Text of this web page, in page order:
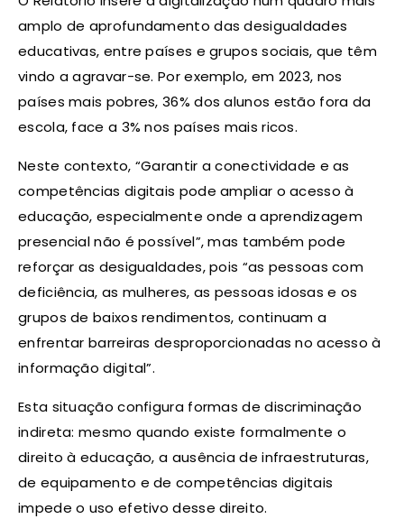
amplo de aprofundamento das desigualdades
educativas, entre países e grupos sociais, que têm
vindo a agravar-se. Por exemplo, em 2023, nos
países mais pobres, 36% dos alunos estão fora da
escola, face a 3% nos países mais ricos.
Neste contexto, “Garantir a conectividade e as
competências digitais pode ampliar o acesso à
educação, especialmente onde a aprendizagem
presencial não é possível”, mas também pode
reforçar as desigualdades, pois “as pessoas com
deficiência, as mulheres, as pessoas idosas e os
grupos de baixos rendimentos, continuam a
enfrentar barreiras desproporcionadas no acesso à
informação digital”.
Esta situação configura formas de discriminação
indireta: mesmo quando existe formalmente o
direito à educação, a ausência de infraestruturas,
de equipamento e de competências digitais
impede o uso efetivo desse direito.